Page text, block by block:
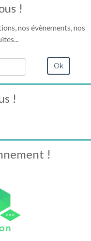
!
nos évènements, nos
!
!